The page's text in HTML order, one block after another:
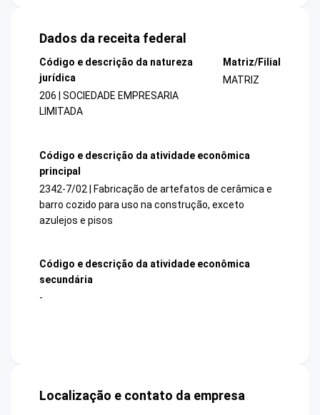
Dados da receita federal
Código e descrição da natureza
jurídica
206 | SOCIEDADE EMPRESARIA
LIMITADA
Matriz/Filial
MATRIZ
Código e descrição da atividade econômica
principal
2342-7/02 | Fabricação de artefatos de cerâmica e
barro cozido para uso na construção, exceto
azulejos e pisos
Código e descrição da atividade econômica
secundária
-
Localização e contato da empresa